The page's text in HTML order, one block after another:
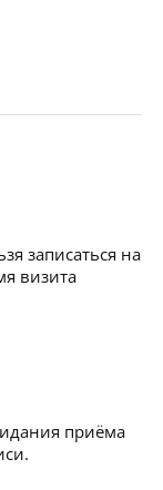
записаться на
визита
приёма